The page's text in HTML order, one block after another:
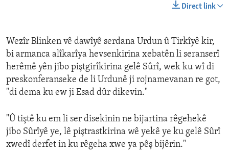
Direct link
Wezîr Blinken vê dawîyê serdana Urdun û Tirkîyê kir,
bi armanca alîkarîya hevsenkirina xebatên li seranserî
herêmê yên jibo piştgirîkirina gelê Sûrî, wek ku wî di
preskonferanseke de li Urdunê ji rojnamevanan re got,
"di dema ku ew ji Esad dûr dikevin."
"Û tiştê ku em li ser disekinin ne bijartina rêgehekê
jibo Sûrîyê ye, lê piştrastkirina wê yekê ye ku gelê Sûrî
xwedî derfet in ku rêgeha xwe ya pêş bijêrin."